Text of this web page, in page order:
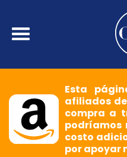
Esta
afiliados
compra a
podríamos
costo
por apoyar